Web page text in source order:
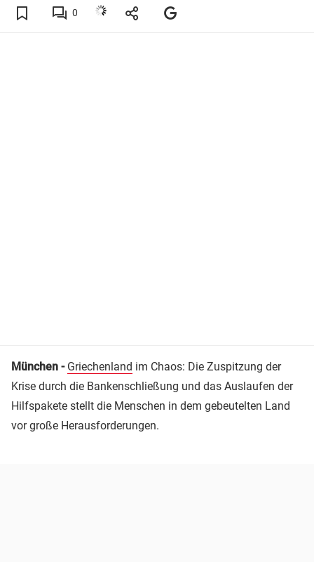
0
München - Griechenland im Chaos: Die Zuspitzung der
Krise durch die Bankenschließung und das Auslaufen der
Hilfspakete stellt die Menschen in dem gebeutelten Land
vor große Herausforderungen.